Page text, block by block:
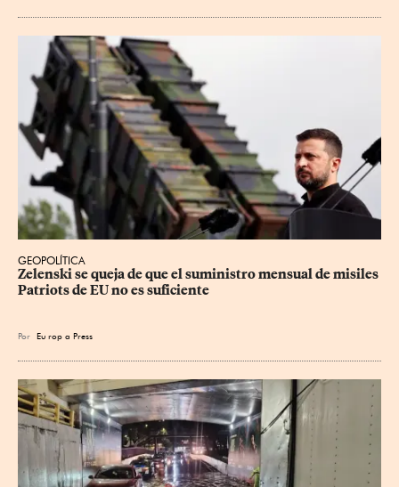
GEOPOLÍTICA
Zelenski se queja de que el suministro mensual de misiles
Patriots de EU no es suficiente
Por Eu rop a Press